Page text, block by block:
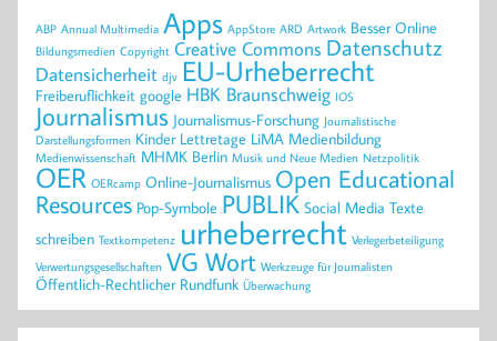
ABP Annual Multimedia Apps AppStore ARD Artwork Besser Online
Bildungsmedien Copyright Creative Commons Datenschutz
Datensicherheit djv EU-Urheberrecht
Freiberuflichkeit google HBK Braunschweig IOS
Journalismus Journalismus-Forschung Journalistische
Darstellungsformen Kinder Lettretage LiMA Medienbildung
Medienwissenschaft MHMK Berlin Musik und Neue Medien Netzpolitik
OER OERcamp Online-Journalismus Open Educational
Resources Pop-Symbole PUBLIK Social Media Texte
schreiben Textkompetenz urheberrecht Verlegerbeteiligung
Verwertungsgesellschaften VG Wort Werkzeuge für Journalisten
Öffentlich-Rechtlicher Rundfunk Überwachung